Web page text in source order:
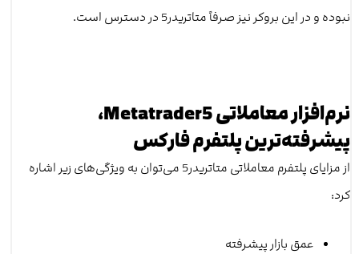
نبوده و در این بروکر نیز صرفاً متاتریدر5 در دسترس است.
نرم‌افزار معاملاتی Metatrader5،
پیشرفته‌ترین پلتفرم فارکس
از مزایای پلتفرم معاملاتی متاتریدر5 می‌توان به ویژگی‌های زیر اشاره
کرد:
عمق بازار پیشرفته